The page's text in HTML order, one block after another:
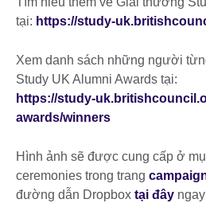
tại: https://study-
Xem danh sách những người
Study UK Alumni Awards tại:
https://study-
awards/winners
Hình ảnh sẽ được cung cấp ở
ceremonies trong trang
đường dẫn Dropbox tại đây